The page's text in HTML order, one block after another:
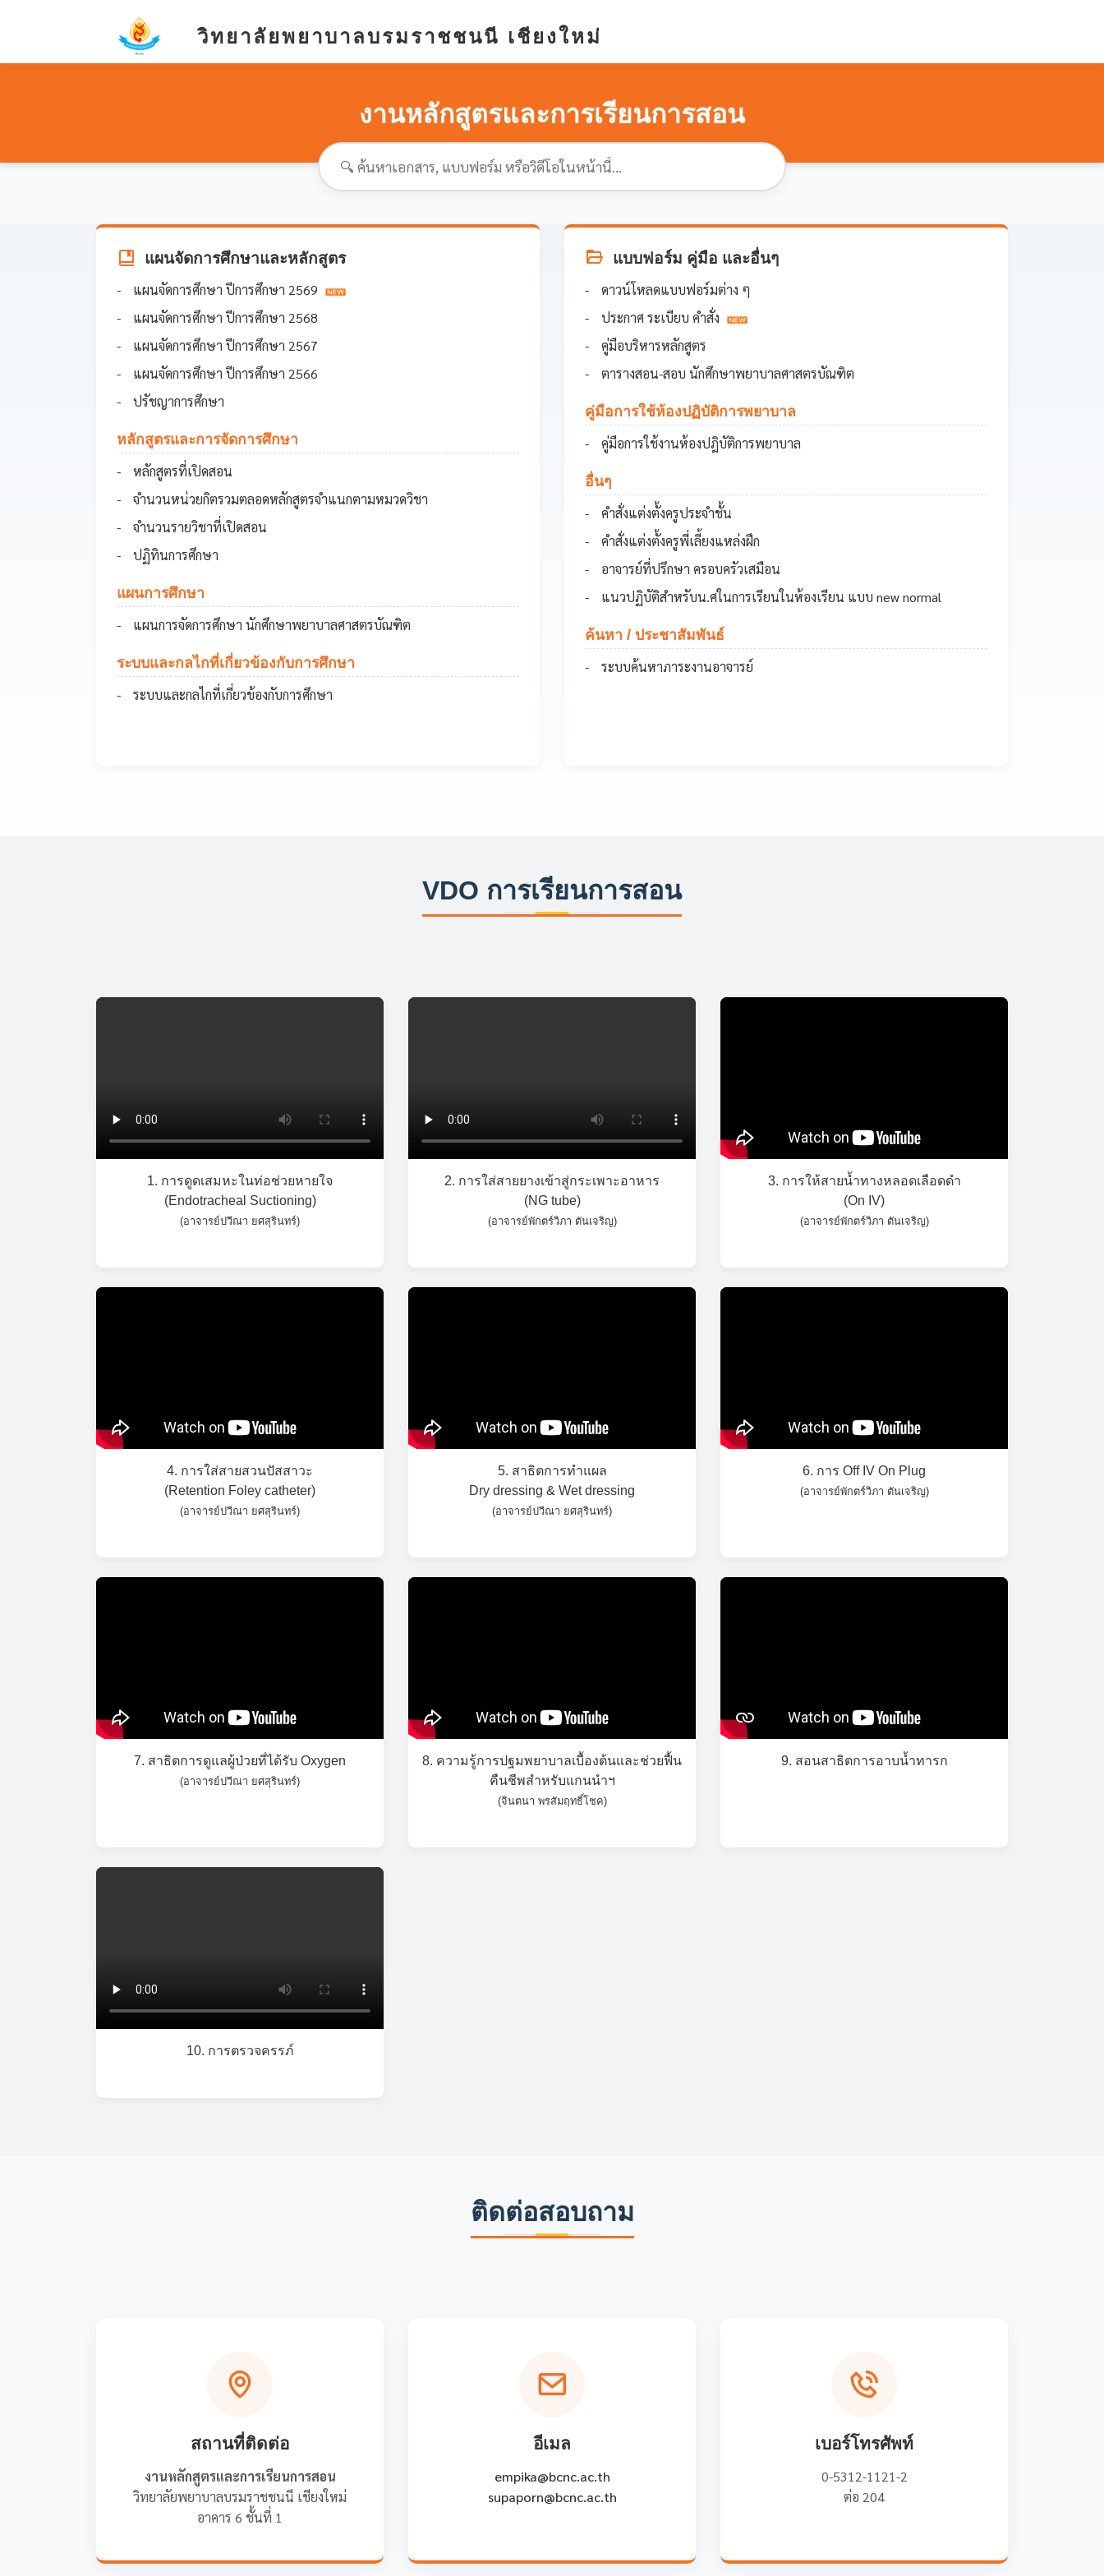
วิทยาลัยพยาบาลบรมราชชนนี เชียงใหม่
งานหลักสูตรและการเรียนการสอน
แผนจัดการศึกษาและหลักสูตร
แผนจัดการศึกษา ปีการศึกษา 2569
แผนจัดการศึกษา ปีการศึกษา 2568
แผนจัดการศึกษา ปีการศึกษา 2567
แผนจัดการศึกษา ปีการศึกษา 2566
ปรัชญาการศึกษา
หลักสูตรและการจัดการศึกษา
หลักสูตรที่เปิดสอน
จำนวนหน่วยกิตรวมตลอดหลักสูตรจำแนกตามหมวดวิชา
จำนวนรายวิชาที่เปิดสอน
ปฏิทินการศึกษา
แผนการศึกษา
แผนการจัดการศึกษา นักศึกษาพยาบาลศาสตรบัณฑิต
ระบบและกลไกที่เกี่ยวข้องกับการศึกษา
ระบบและกลไกที่เกี่ยวข้องกับการศึกษา
แบบฟอร์ม คู่มือ และอื่นๆ
ดาวน์โหลดแบบฟอร์มต่าง ๆ
ประกาศ ระเบียบ คำสั่ง
คู่มือบริหารหลักสูตร
ตารางสอน-สอบ นักศึกษาพยาบาลศาสตรบัณฑิต
คู่มือการใช้ห้องปฏิบัติการพยาบาล
คู่มือการใช้งานห้องปฎิบัติการพยาบาล
อื่นๆ
คำสั่งแต่งตั้งครูประจำชั้น
คำสั่งแต่งตั้งครูพี่เลี้ยงแหล่งฝึก
อาจารย์ที่ปรึกษา ครอบครัวเสมือน
แนวปฏิบัติสำหรับน.ศในการเรียนในห้องเรียน แบบ new normal
ค้นหา / ประชาสัมพันธ์
ระบบค้นหาภาระงานอาจารย์
VDO การเรียนการสอน
1. การดูดเสมหะในท่อช่วยหายใจ
(Endotracheal Suctioning)
(อาจารย์ปวีณา ยศสุรินทร์)
2. การใส่สายยางเข้าสู่กระเพาะอาหาร
(NG tube)
(อาจารย์พักตร์วิภา ตันเจริญ)
3. การให้สายน้ำทางหลอดเลือดดำ
(On IV)
(อาจารย์พักตร์วิภา ตันเจริญ)
4. การใส่สายสวนปัสสาวะ
(Retention Foley catheter)
(อาจารย์ปวีณา ยศสุรินทร์)
5. สาธิตการทำแผล
Dry dressing & Wet dressing
(อาจารย์ปวีณา ยศสุรินทร์)
6. การ Off IV On Plug
(อาจารย์พักตร์วิภา ตันเจริญ)
7. สาธิตการดูแลผู้ป่วยที่ได้รับ Oxygen
(อาจารย์ปวีณา ยศสุรินทร์)
8. ความรู้การปฐมพยาบาลเบื้องต้นและช่วยฟื้น
คืนชีพสำหรับแกนนำฯ
(จินตนา พรสัมฤทธิ์โชค)
9. สอนสาธิตการอาบน้ำทารก
10. การตรวจครรภ์
ติดต่อสอบถาม
สถานที่ติดต่อ
งานหลักสูตรและการเรียนการสอน
วิทยาลัยพยาบาลบรมราชชนนี เชียงใหม่
อาคาร 6 ชั้นที่ 1
อีเมล
empika@bcnc.ac.th
supaporn@bcnc.ac.th
เบอร์โทรศัพท์
0-5312-1121-2
ต่อ 204